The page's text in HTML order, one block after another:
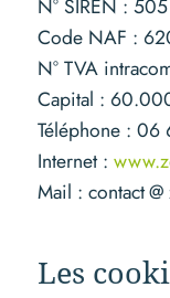
N° SIREN :
Code NAF :
N° TVA
Capital :
Téléphone : 06
Internet :
Mail : contact
Les